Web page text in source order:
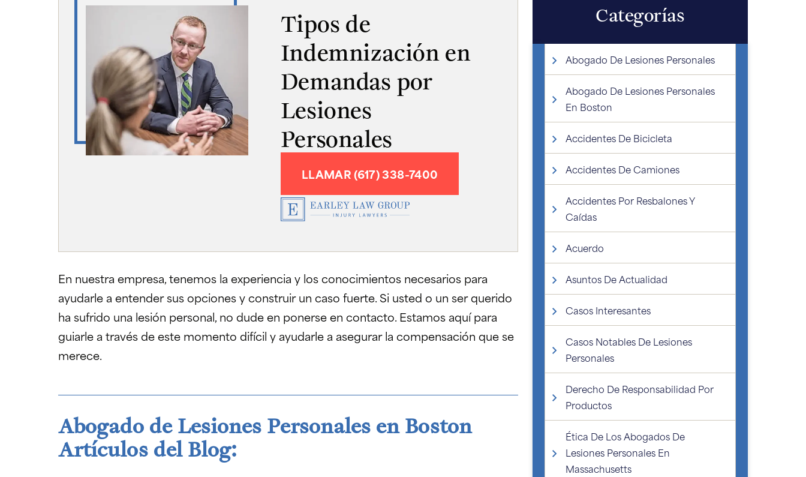
Tipos de
Indemnización en
Demandas por
Lesiones
Personales
LLAMAR (617) 338-7400
En nuestra empresa, tenemos la experiencia y los conocimientos necesarios para
ayudarle a entender sus opciones y construir un caso fuerte. Si usted o un ser querido
ha sufrido una lesión personal, no dude en ponerse en contacto. Estamos aquí para
guiarle a través de este momento difícil y ayudarle a asegurar la compensación que se
merece.
Abogado de Lesiones Personales en Boston
Artículos del Blog:
Categorías
Abogado De Lesiones Personales
Abogado De Lesiones Personales
En Boston
Accidentes De Bicicleta
Accidentes De Camiones
Accidentes Por Resbalones Y
Caídas
Acuerdo
Asuntos De Actualidad
Casos Interesantes
Casos Notables De Lesiones
Personales
Derecho De Responsabilidad Por
Productos
Ética De Los Abogados De
Lesiones Personales En
Massachusetts